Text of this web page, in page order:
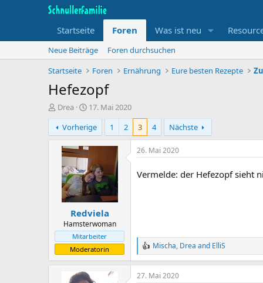
Startseite Foren Was ist neu
Neue Beiträge
Foren durchsuchen
Startseite
Foren Ernährung Eure besten Rezepte
Hefezopf
T
h
e
m
r
Drea
B
e
g
i
n
n
d
a
t
u
m
17. Mai 2020
Vorherige
1 2 3 4 Nächste
Redviela
Hamsterwoman
Mitarbeiter
Moderatorin
26. Mai 2020
Vermelde: der Hefezopf sieht
R
e
a
c
Mischa, Drea and ElliS
27. Mai 2020